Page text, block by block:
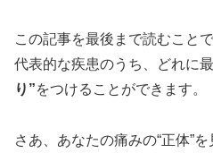
この記事を最後まで読むこと
代表的な疾患のうち、どれに
り”をつけることができます。
さあ、あなたの痛みの“正体”